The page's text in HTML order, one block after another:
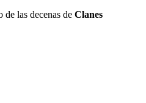
las decenas de Clanes